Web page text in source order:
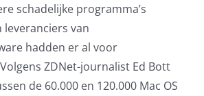
schadelijke programma’s
leveranciers van
hadden er al voor
ZDNet-journalist Ed Bott
de 60.000 en 120.000 Mac OS